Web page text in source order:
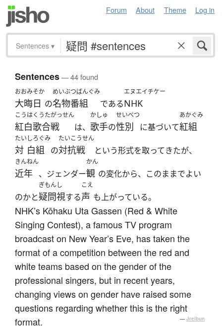
Forum About Theme Log in
Sentences ▾
Sentences— 44 found
おおみそか
大晦日 の
めいぶつばんぐみ
名物番組 である
エヌエイチケー
NHK
こうはくうたがっせん
紅白歌合戦 は、
かしゅ
歌手の
せいべつ
性別 に基づいて
あかぐみ
紅組
たい
対
しろぐみ
白組 の
たいこうせん
対抗戦 という形式を取ってきたが、
きんねん
近年 、ジェンダー
かん
観 の変化から、このままでよい
のかと
ぎもんし
疑問視する
こえ
声 も上がっている。
NHK’s Kōhaku Uta Gassen (Red & White
Singing Contest), a famous TV program
broadcast on New Year’s Eve, has taken the
format of a competition between the red and
white teams based on the gender of the
professional singers, but in recent years,
changing views on gender have raised some
questions regarding whether this is the right
format.
— Jreibun